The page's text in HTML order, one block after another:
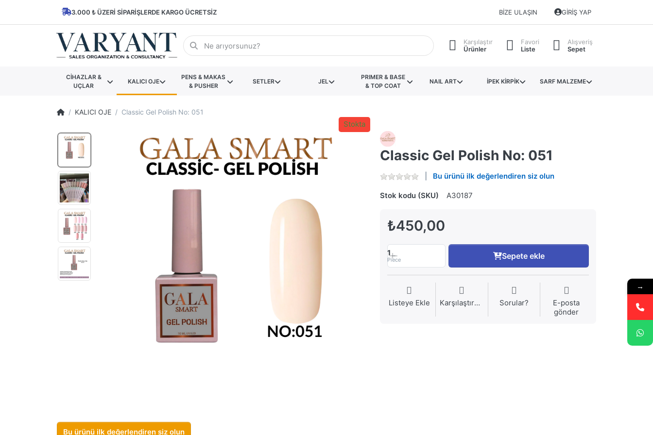
3.000 ₺ ÜZERI SIPARIŞLERDE KARGO ÜCRETSIZ BIZE ULAŞIN GIRIŞ YAP
Karşılaştır
Ürünler
Favori
Liste
Alışveriş
Sepet
CİHAZLAR &
UÇLAR
KALICI OJE
PENS & MAKAS
& PUSHER
SETLER JEL
PRIMER & BASE
& TOP COAT
NAIL ART İPEK KİRPİK SARF MALZEME
KALICI OJE Classic Gel Polish No: 051
Classic Gel Polish No: 051
Bu ürünü ilk değerlendiren siz olun
Stok kodu (SKU) A30187
₺450,00
Stokta
1
Piece Sepete ekle
Listeye Ekle Karşılaştırma Sorular?
E-posta
gönder
Bu ürünü ilk değerlendiren siz olun
→